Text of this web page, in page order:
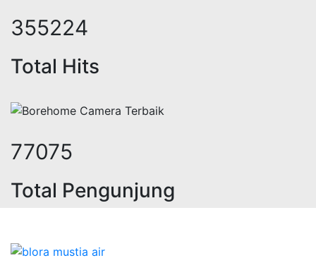
417744
Total Hits
91004
Total Pengunjung